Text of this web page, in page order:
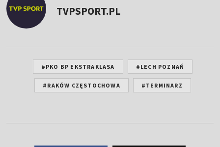
TVPSPORT.PL
#PKO BP EKSTRAKLASA #LECH POZNAŃ
#RAKÓW CZĘSTOCHOWA #TERMINARZ